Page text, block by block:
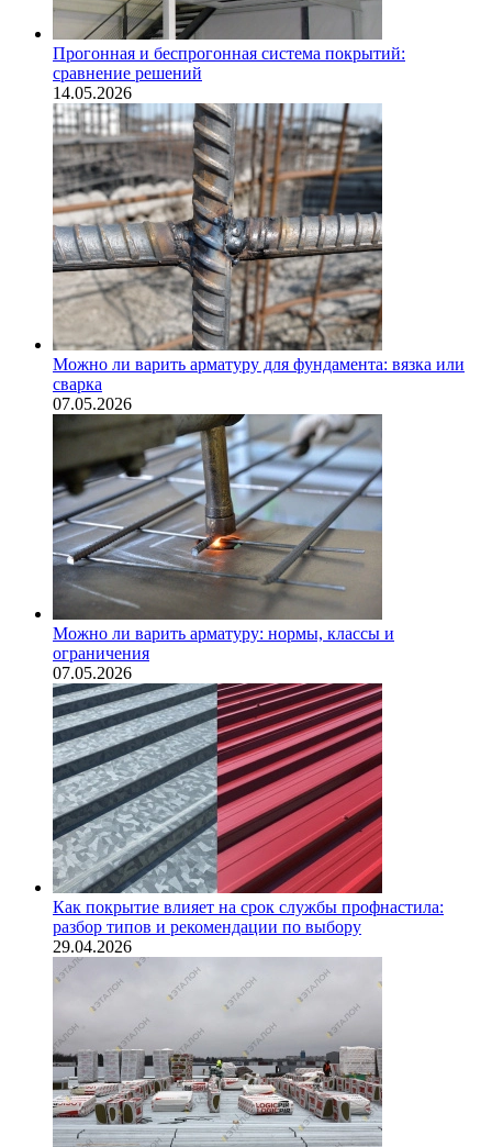
Прогонная и беспрогонная система покрытий:
сравнение решений
14.05.2026
Можно ли варить арматуру для фундамента: вязка или
сварка
07.05.2026
Можно ли варить арматуру: нормы, классы и
ограничения
07.05.2026
Как покрытие влияет на срок службы профнастила:
разбор типов и рекомендации по выбору
29.04.2026